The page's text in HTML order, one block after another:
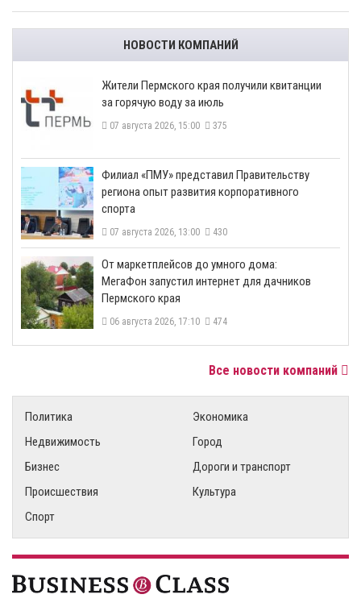
НОВОСТИ КОМПАНИЙ
​Жители Пермского края получили квитанции
за горячую воду за июль
07 августа 2026, 15:00 375
​Филиал «ПМУ» представил Правительству
региона опыт развития корпоративного
спорта
07 августа 2026, 13:00 430
От маркетплейсов до умного дома:
МегаФон запустил интернет для дачников
Пермского края
06 августа 2026, 17:10 474
Все новости компаний
Политика
Экономика
Недвижимость
Город
Бизнес
Дороги и транспорт
Происшествия
Культура
Спорт